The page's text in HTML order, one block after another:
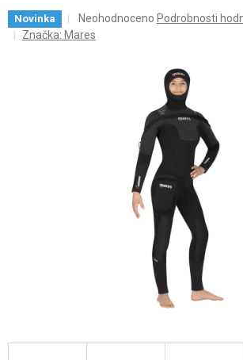
Novinka
Průměrné
hodnocení
Neohodnoceno Podrobnosti
Značka: Mares